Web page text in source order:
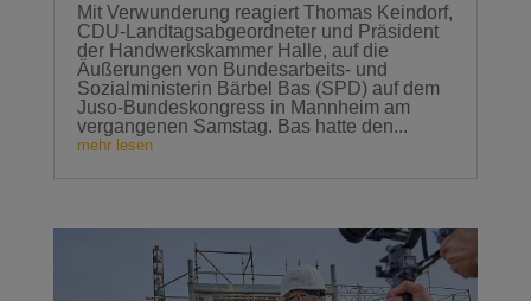
Mit Verwunderung reagiert Thomas Keindorf,
CDU-Landtagsabgeordneter und Präsident
der Handwerkskammer Halle, auf die
Äußerungen von Bundesarbeits- und
Sozialministerin Bärbel Bas (SPD) auf dem
Juso-Bundeskongress in Mannheim am
vergangenen Samstag. Bas hatte den...
mehr lesen